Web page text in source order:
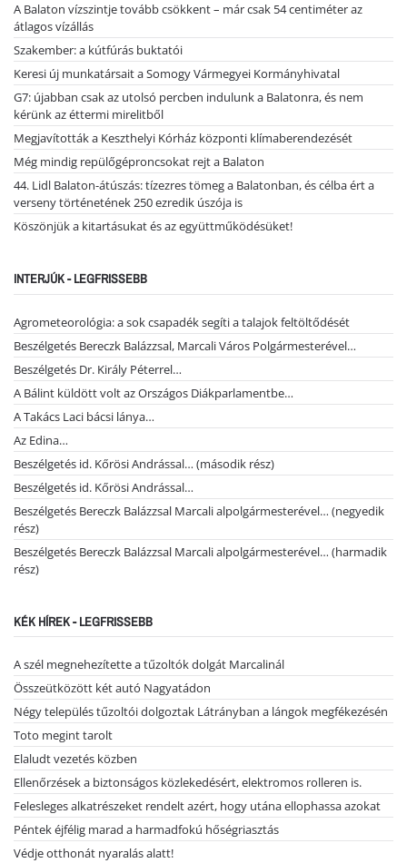
A Balaton vízszintje tovább csökkent – már csak 54 centiméter az
átlagos vízállás
Szakember: a kútfúrás buktatói
Keresi új munkatársait a Somogy Vármegyei Kormányhivatal
G7: újabban csak az utolsó percben indulunk a Balatonra, és nem
kérünk az éttermi mirelitből
Megjavították a Keszthelyi Kórház központi klímaberendezését
Még mindig repülőgéproncsokat rejt a Balaton
44. Lidl Balaton-átúszás: tízezres tömeg a Balatonban, és célba ért a
verseny történetének 250 ezredik úszója is
Köszönjük a kitartásukat és az együttműködésüket!
INTERJÚK - LEGFRISSEBB
Agrometeorológia: a sok csapadék segíti a talajok feltöltődését
Beszélgetés Bereczk Balázzsal, Marcali Város Polgármesterével…
Beszélgetés Dr. Király Péterrel…
A Bálint küldött volt az Országos Diákparlamentbe…
A Takács Laci bácsi lánya…
Az Edina…
Beszélgetés id. Kőrösi Andrással… (második rész)
Beszélgetés id. Kőrösi Andrással…
Beszélgetés Bereczk Balázzsal Marcali alpolgármesterével… (negyedik
rész)
Beszélgetés Bereczk Balázzsal Marcali alpolgármesterével… (harmadik
rész)
KÉK HÍREK - LEGFRISSEBB
A szél megnehezítette a tűzoltók dolgát Marcalinál
Összeütközött két autó Nagyatádon
Négy település tűzoltói dolgoztak Látrányban a lángok megfékezésén
Toto megint tarolt
Elaludt vezetés közben
Ellenőrzések a biztonságos közlekedésért, elektromos rolleren is.
Felesleges alkatrészeket rendelt azért, hogy utána ellophassa azokat
Péntek éjfélig marad a harmadfokú hőségriasztás
Védje otthonát nyaralás alatt!